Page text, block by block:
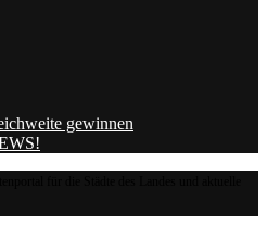
gewinnen